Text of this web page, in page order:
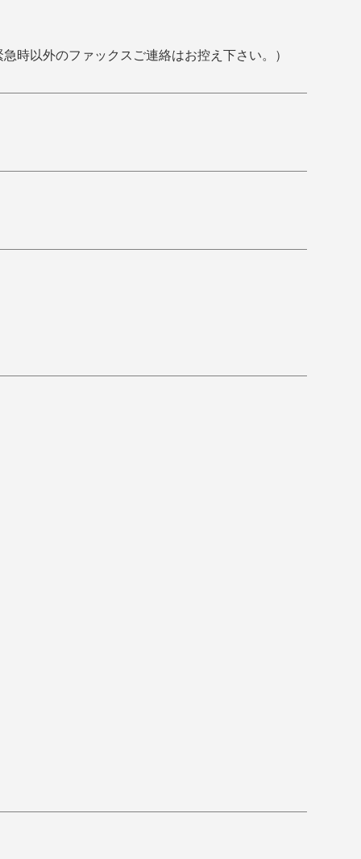
時以外のファックスご連絡はお控え下さい。）